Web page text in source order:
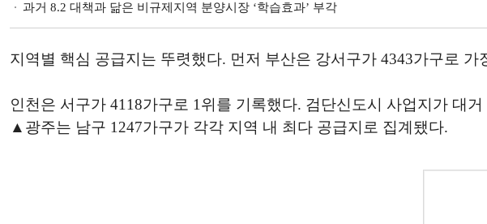
과거 8.2 대책과 닮은 비규제지역 분양시장 ‘학습효과’ 부각
지역별 핵심 공급지는 뚜렷했다. 먼저 부산은 강서구가 4343가구로
인천은 서구가 4118가구로 1위를 기록했다. 검단신도시 사업지가 대
▲광주는 남구 1247가구가 각각 지역 내 최다 공급지로 집계됐다.